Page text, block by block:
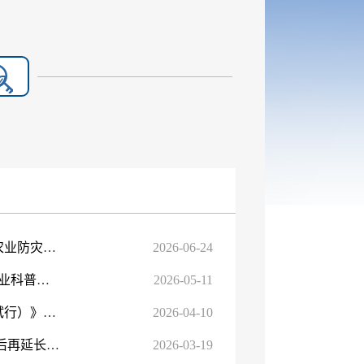
新农办医函〔2026〕69号关于印发《自治区2026年中央财政农业防灾减灾和水利救灾资金（动物防疫补助）项目... 2026-06-24
农业农村部办公厅 科技部办公厅 中国科协办公厅关于加强农业科普工作的意见 2026-05-11
关于印发《新疆维吾尔自治区补充耕地质量验收实施细则（试行）》的通知 2026-04-10
中共中央办公厅 国务院办公厅关于做好第二轮土地承包到期后再延长30年试点工作的意见 2026-03-19